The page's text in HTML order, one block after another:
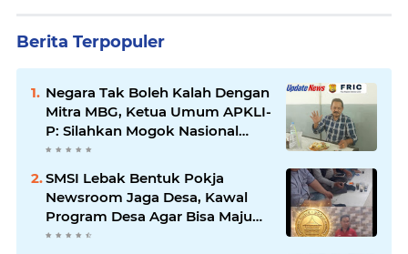
Berita Terpopuler
Negara Tak Boleh Kalah Dengan
Mitra MBG, Ketua Umum APKLI-
P: Silahkan Mogok Nasional
Ganti Kantin Sekolah
SMSI Lebak Bentuk Pokja
Newsroom Jaga Desa, Kawal
Program Desa Agar Bisa Maju
dan Mandiri